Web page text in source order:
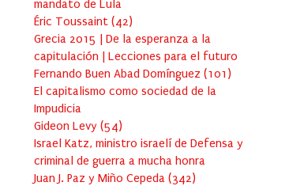
mandato de Lula
Éric Toussaint (42)
Grecia 2015 | De la esperanza a la
capitulación | Lecciones para el futuro
Fernando Buen Abad Domínguez (101 )
El capitalismo como sociedad de la
Impudicia
Gideon Levy (54)
Israel Katz, ministro israelí de Defensa y
criminal de guerra a mucha honra
Juan J. Paz y Miño Cepeda (342)